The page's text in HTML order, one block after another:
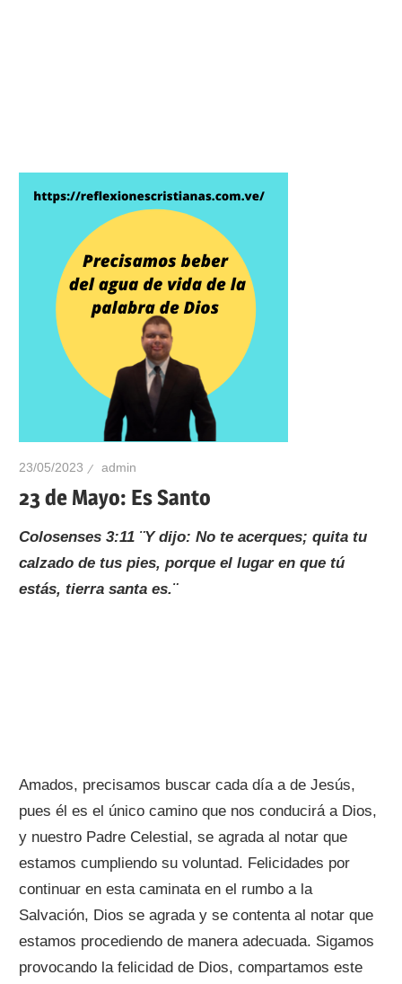
23/05/2023 admin
23 de Mayo: Es Santo
Colosenses 3:11 ¨Y dijo: No te acerques; quita tu
calzado de tus pies, porque el lugar en que tú
estás, tierra santa es.¨
Amados, precisamos buscar cada día a de Jesús,
pues él es el único camino que nos conducirá a Dios,
y nuestro Padre Celestial, se agrada al notar que
estamos cumpliendo su voluntad. Felicidades por
continuar en esta caminata en el rumbo a la
Salvación, Dios se agrada y se contenta al notar que
estamos procediendo de manera adecuada. Sigamos
provocando la felicidad de Dios, compartamos este